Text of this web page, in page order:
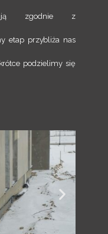
zgodnie z
etap przybliża nas
podzielimy się